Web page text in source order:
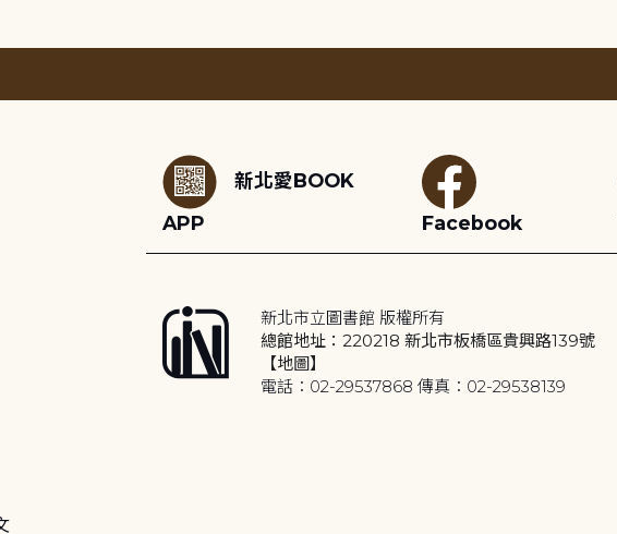
新北愛BOOK
APP
Facebook
新北市立圖書館 版權所有
總館地址：220218 新北市板橋區貴興路139號
【地圖】
電話：02-29537868 傳真：02-29538139